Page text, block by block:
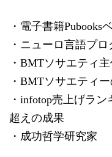
・電子書籍Pubooks
・ニューロ言語プ
・BMTソサエティ
・BMTソサエティ
・infotop売上げラ
超えの成果
・成功哲学研究家